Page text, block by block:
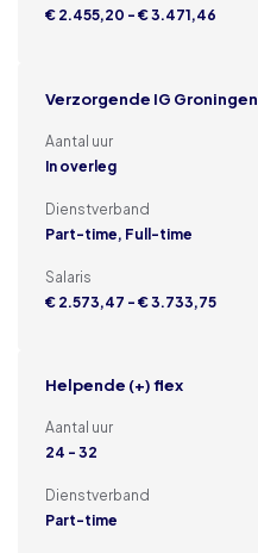
€ 2.455,20 - € 3.471,46
Verzorgende IG Groningen
Aantal uur
In overleg
Dienstverband
Part-time, Full-time
Salaris
€ 2.573,47 - € 3.733,75
Helpende (+) flex
Aantal uur
24 - 32
Dienstverband
Part-time